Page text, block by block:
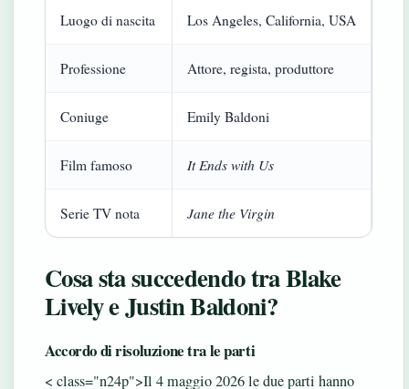
Luogo di nascita Los Angeles, California, USA
Professione Attore, regista, produttore
Coniuge Emily Baldoni
Film famoso It Ends with Us
Serie TV nota Jane the Virgin
Cosa sta succedendo tra Blake
Lively e Justin Baldoni?
Accordo di risoluzione tra le parti
< class="n24p">Il 4 maggio 2026 le due parti hanno